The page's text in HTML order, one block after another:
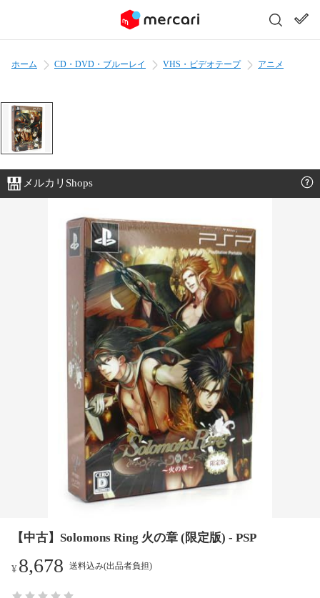
ホーム CD・DVD・ブルーレイ VHS・ビデオテープ アニメ
メルカリShops
【中古】Solomons Ring 火の章 (限定版) - PSP
¥8,678 送料込み(出品者負担)